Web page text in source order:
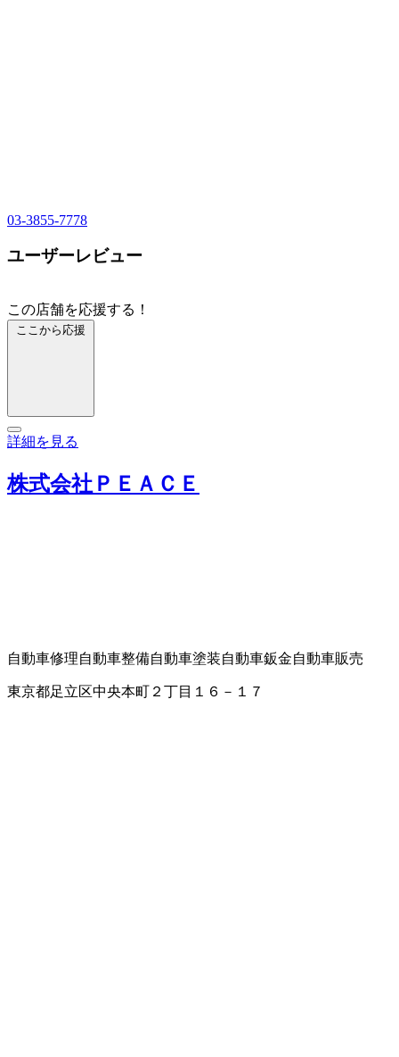
03-3855-7778
ユーザーレビュー
この店舗を応援する！
ここから応援
詳細を見る
株式会社ＰＥＡＣＥ
自動車修理自動車整備自動車塗装自動車鈑金自動車販売
東京都足立区中央本町２丁目１６－１７